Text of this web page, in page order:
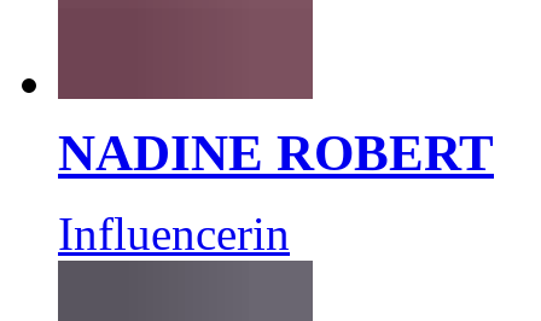
NADINE ROBERT
Influencerin